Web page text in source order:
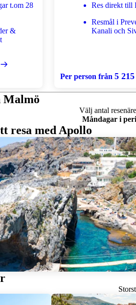
t.om 28
&
Res direkt till
Resmål i
Kanali och
Per person från 5
Malmö
Välj antal
Måndagar i
resa med Apollo